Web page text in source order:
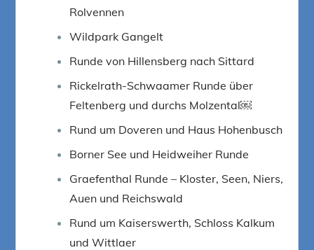
Rolvennen
Wildpark Gangelt
Runde von Hillensberg nach Sittard
Rickelrath-Schwaamer Runde über
Feltenberg und durchs Molzental￼
Rund um Doveren und Haus Hohenbusch
Borner See und Heidweiher Runde
Graefenthal Runde – Kloster, Seen, Niers,
Auen und Reichswald
Rund um Kaiserswerth, Schloss Kalkum
und Wittlaer